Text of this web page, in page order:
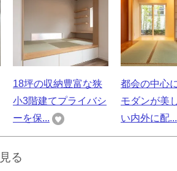
18坪の収納豊富な狭
小3階建てプライバシ
ーを保...
都会の中心
モダンが美
い内外に配...
る